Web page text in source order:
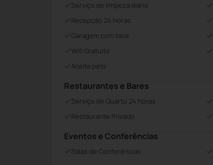
Serviço de limpeza diário
Recepção 24 horas
Garagem com taxa
Wifi Gratuito
Aceita pets
Restaurantes e Bares
Serviço de Quarto 24 horas
Restaurante Privado
Eventos e Conferências
Salas de Conferências